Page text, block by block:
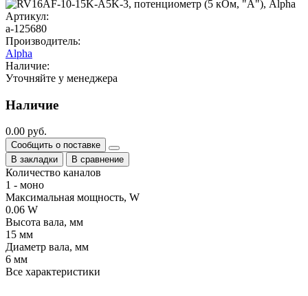
Артикул:
a-125680
Производитель:
Alpha
Наличие:
Уточняйте у менеджера
Наличие
0.00 руб.
Сообщить о поставке
В закладки
В сравнение
Количество каналов
1 - моно
Максимальная мощность, W
0.06 W
Высота вала, мм
15 мм
Диаметр вала, мм
6 мм
Все характеристики